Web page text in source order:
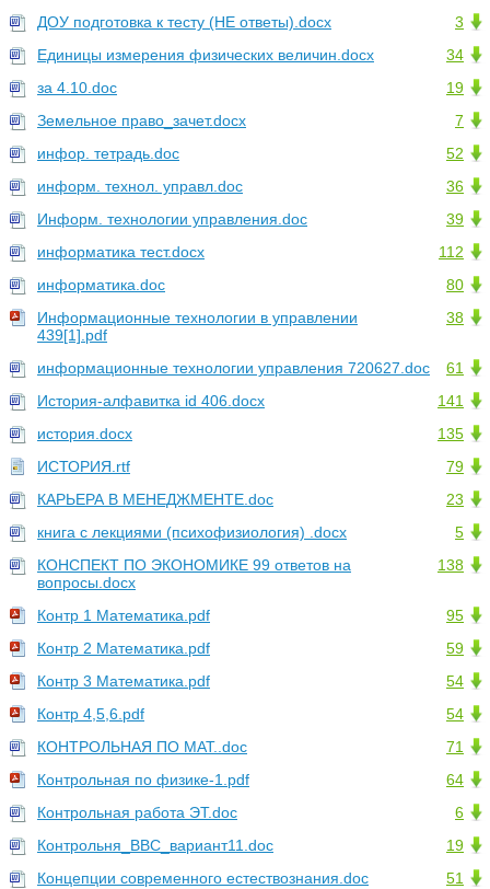
3
ДОУ подготовка к тесту (НЕ ответы).docx
34
Единицы измерения физических величин.docx
19
за 4.10.doc
7
Земельное право_зачет.docx
52
инфор. тетрадь.doc
36
информ. технол. управл.doc
39
Информ. технологии управления.doc
112
информатика тест.docx
80
информатика.doc
38
Информационные технологии в управлении
439[1].pdf
61
информационные технологии управления 720627.doc
141
История-алфавитка id 406.docx
135
история.docx
79
ИСТОРИЯ.rtf
23
КАРЬЕРА В МЕНЕДЖМЕНТЕ.doc
5
книга с лекциями (психофизиология) .docx
138
КОНСПЕКТ ПО ЭКОНОМИКЕ 99 ответов на
вопросы.docx
95
Контр 1 Математика.pdf
59
Контр 2 Математика.pdf
54
Контр 3 Математика.pdf
54
Контр 4,5,6.pdf
71
КОНТРОЛЬНАЯ ПО МАТ..doc
64
Контрольная по физике-1.pdf
6
Контрольная работа ЭТ.doc
19
Контрольня_ВВС_вариант11.doc
51
Концепции современного естествознания.doc